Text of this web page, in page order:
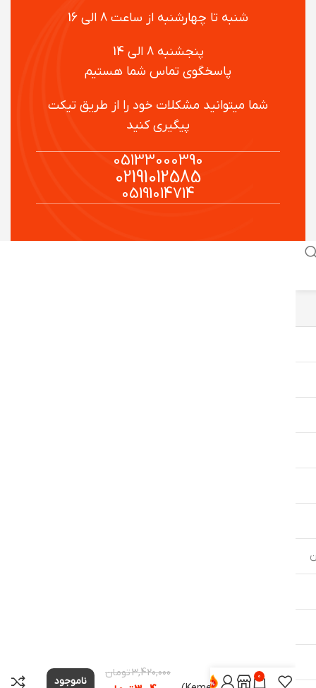
شنبه تا چهارشنبه از ساعت 8 الی 16
پنجشنبه 8 الی 14
پاسخگوی تماس شما هستیم
شما میتوانید مشکلات خود را از طریق تیکت
پیگیری کنید
05133000390
02191012585
05191014714
شارژی
3,420,000تومان
ناموجود 0